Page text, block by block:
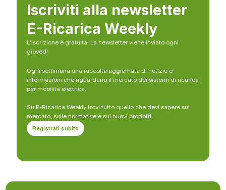
Iscriviti alla newsletter
E-Ricarica Weekly
L’iscrizione è gratuita. La newsletter viene inviato ogni
giovedì
Ogni settimana una raccolta aggiornata di notizie e
informazioni che riguardano il mercato dei sistemi di ricarica
per mobilità elettrica.
Su E-Ricarica Weekly trovi tutto quello che devi sapere sul
mercato, sulle normative e sui nuovi prodotti.
Registrati subito